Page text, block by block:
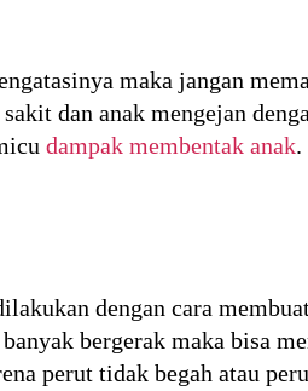
maka jangan
dan anak mengejan
dampak membentak anak.
dengan cara
bergerak maka bisa
perut tidak begah atau